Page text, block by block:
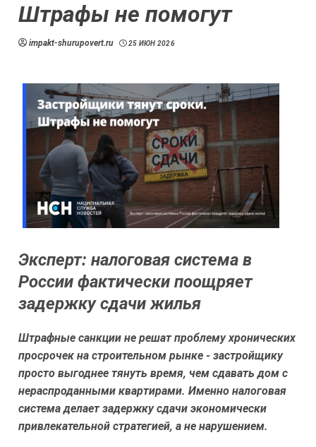
Штрафы не помогут
impakt-shurupovert.ru 25 ИЮН 2026
Эксперт: налоговая система в
России фактически поощряет
задержку сдачи жилья
Штрафные санкции не решат проблему хронических
просрочек на строительном рынке - застройщику
просто выгоднее тянуть время, чем сдавать дом с
нераспроданными квартирами. Именно налоговая
система делает задержку сдачи экономически
привлекательной стратегией, а не нарушением.